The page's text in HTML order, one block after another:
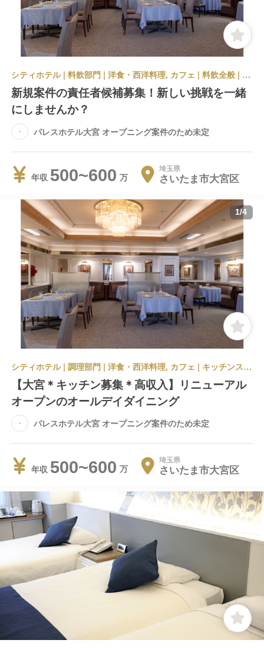
シティホテル | 料飲部門 | 洋食・西洋料理, カフェ | 料飲全般 | パレスホテル大宮 オープニング案件のため未定
新規案件の責任者候補募集！新しい挑戦を一緒
にしませんか？
パレスホテル大宮 オープニング案件のため未定
年収 500~600 埼玉県
さいたま市大宮区
1/4
シティホテル | 調理部門 | 洋食・西洋料理, カフェ | キッチンスタッフ | パレスホテル大宮 オープニング案件のため未定
【大宮＊キッチン募集＊高収入】リニューアル
オープンのオールデイダイニング
パレスホテル大宮 オープニング案件のため未定
年収 500~600 埼玉県
さいたま市大宮区